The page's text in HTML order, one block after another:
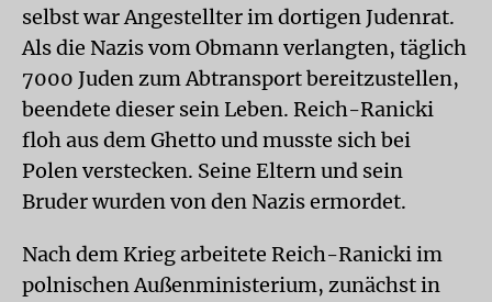
selbst war Angestellter im dortigen Judenrat.
Als die Nazis vom Obmann verlangten, täglich
7000 Juden zum Abtransport bereitzustellen,
beendete dieser sein Leben. Reich-Ranicki
floh aus dem Ghetto und musste sich bei
Polen verstecken. Seine Eltern und sein
Bruder wurden von den Nazis ermordet.
Nach dem Krieg arbeitete Reich-Ranicki im
polnischen Außenministerium, zunächst in